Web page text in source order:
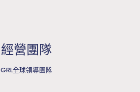
經營團隊
GRL全球領導團隊